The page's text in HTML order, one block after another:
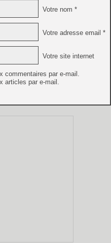
Votre nom *
Votre adresse email *
Votre site internet
commentaires par e-mail.
articles par e-mail.